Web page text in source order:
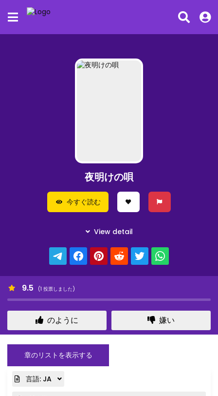
夜明けの唄
今すぐ読む
9.5 (1 投票しました)
のように 嫌い
章のリストを表示する
言語: JA